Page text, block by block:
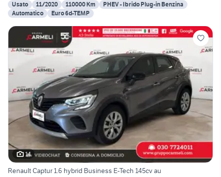
Usato
11/2020 110000 Km
PHEV - Ibrido Plug-in Benzina
Automatico
Euro 6d-TEMP
14
Renault Captur 1.6 hybrid Business E-Tech 145cv au